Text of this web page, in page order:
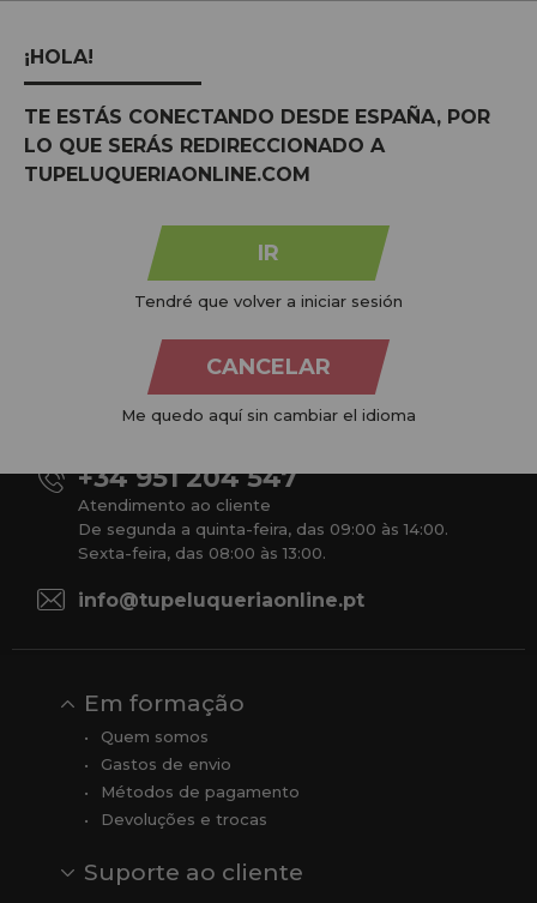
Tu Peluquería Online S.L.U.dedicamo-nos à venda de
produtos para cabeleireiro e beleza, oferecendo uma vasta
gama ao seu alcance económico e profissional. Temos preços
competitivos e estamos sempre à sua disposição.
+34 951 204 547
Atendimento ao cliente
De segunda a quinta-feira, das 09:00 às 14:00.
Sexta-feira, das 08:00 às 13:00.
info@tupeluqueriaonline.pt
Em formação
Quem somos
Gastos de envio
Métodos de pagamento
Devoluções e trocas
Suporte ao cliente
¡HOLA!
TE ESTÁS CONECTANDO DESDE ESPAÑA, POR
LO QUE SERÁS REDIRECCIONADO A
TUPELUQUERIAONLINE.COM
IR
Tendré que volver a iniciar sesión
CANCELAR
Me quedo aquí sin cambiar el idioma